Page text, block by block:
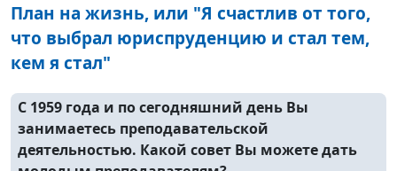
План на жизнь, или "Я счастлив от того,
что выбрал юриспруденцию и стал тем,
кем я стал"
С 1959 года и по сегодняшний день Вы
занимаетесь преподавательской
деятельностью. Какой совет Вы можете дать